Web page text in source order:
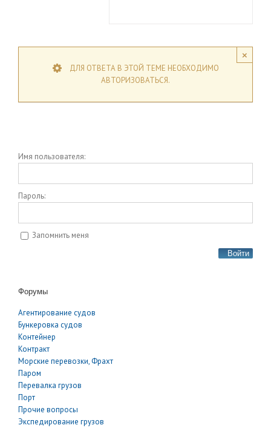
×
ДЛЯ ОТВЕТА В ЭТОЙ ТЕМЕ НЕОБХОДИМО
АВТОРИЗОВАТЬСЯ.
Имя пользователя:
Пароль:
Запомнить меня
Войти
Форумы
Агентирование судов
Бункеровка судов
Контейнер
Контракт
Морские перевозки, Фрахт
Паром
Перевалка грузов
Порт
Прочие вопросы
Экспедирование грузов